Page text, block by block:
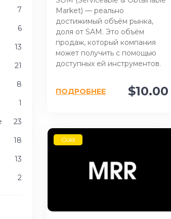
7
6
13
21
8
1
23
18
13
2
Market) — реально
достижимый объём рынка,
доля от SAM. Это объём
продаж, который компания
может получить с помощью
доступных ей инструментов.
$10.00
ПОДРОБНЕЕ
Gold